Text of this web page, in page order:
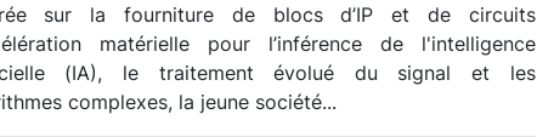
sur la fourniture de blocs d’IP et de circuits
matérielle pour l’inférence de l'intelligence
(IA), le traitement évolué du signal et les
complexes, la jeune société...